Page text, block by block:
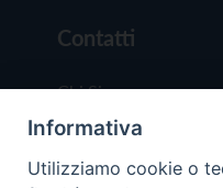
Contatti
Chi Siamo
Redazione
Scrivici
Informativa
Utilizziamo cookie o